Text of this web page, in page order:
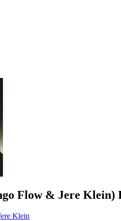
Flow & Jere Klein)
Klein